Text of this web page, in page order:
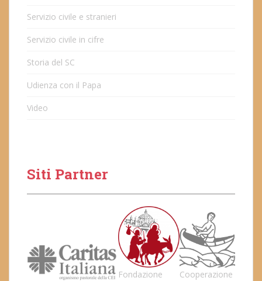
Servizio civile e stranieri
Servizio civile in cifre
Storia del SC
Udienza con il Papa
Video
Siti Partner
Fondazione
Cooperazione